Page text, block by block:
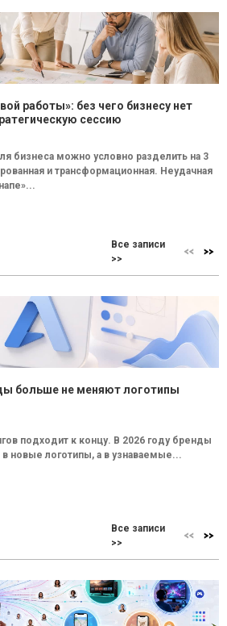
работы»: без чего бизнесу нет
сессию
бизнеса можно условно разделить на 3
и трансформационная. Неудачная
Все записи
>>
больше не меняют логотипы
подходит к концу. В 2026 году бренды
новые логотипы, а в узнаваемые...
Все записи
>>